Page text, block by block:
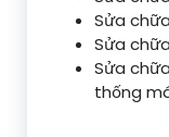
Sửa
Sửa
Sửa
thống